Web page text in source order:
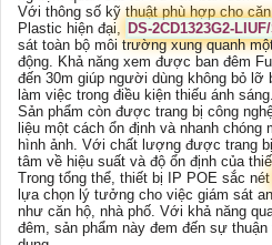
Với thông số kỹ thuật phù hợp cho
Plastic hiện đại,
DS-2CD1323G2-
sát toàn bộ môi trường xung quanh
động. Khả năng xem được ban đêm
đến 30m giúp người dùng không bỏ lỡ
làm việc trong điều kiện thiếu ánh sáng.
Sản phẩm còn được trang bị công
liệu một cách ổn định và nhanh
hình ảnh. Với chất lượng được trang
tâm về hiệu suất và độ ổn định của
Trong tổng thể, thiết bị IP POE sắc nét
lựa chọn lý tưởng cho việc giám sát
như căn hộ, nhà phố. Với khả năng
đêm, sản phẩm này đem đến sự